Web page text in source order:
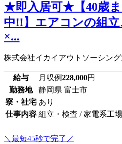
★即入居可★【40歳
中!!】エアコンの組
×...
株式会社イカイアウトソーシング
給与 月収例228,000円
勤務地
静岡県 富士市
寮・社宅 あり
仕事内容 組立・検査 / 家電系工
＼最短45秒で完了／